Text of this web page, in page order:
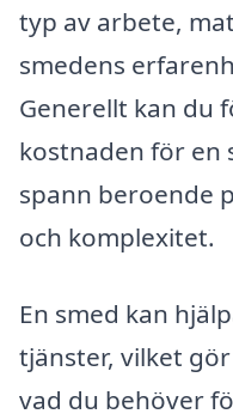
typ av arbete,
smedens
Generellt kan du
kostnaden för en
spann beroende
och komplexitet.
En smed kan
tjänster, vilket
vad du behöver